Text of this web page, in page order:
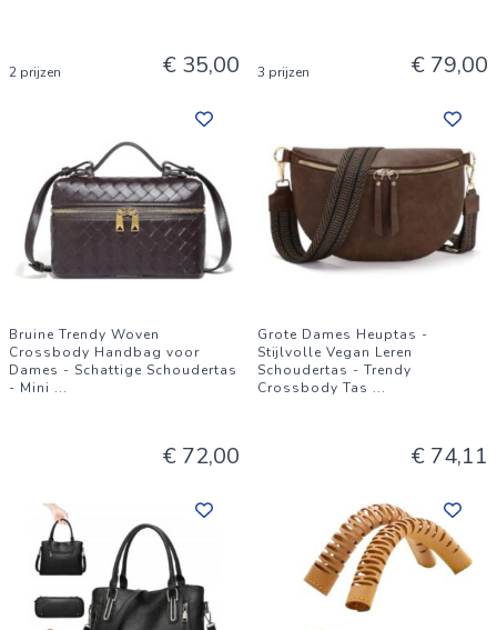
2 prijzen € 35,00 3 prijzen € 79,00
Bruine Trendy Woven
Crossbody Handbag voor
Dames - Schattige Schoudertas
- Mini ...
€ 72,00
Grote Dames Heuptas -
Stijlvolle Vegan Leren
Schoudertas - Trendy
Crossbody Tas ...
€ 74,11